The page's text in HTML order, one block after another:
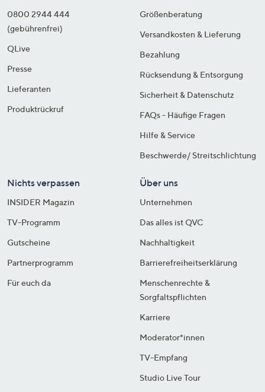
0800 2944 444
(gebührenfrei)
QLive
Presse
Lieferanten
Produktrückruf
Größenberatung
Versandkosten & Lieferung
Bezahlung
Rücksendung & Entsorgung
Sicherheit & Datenschutz
FAQs - Häufige Fragen
Hilfe & Service
Beschwerde/ Streitschlichtung
Nichts verpassen
INSIDER Magazin
TV-Programm
Gutscheine
Partnerprogramm
Für euch da
Über uns
Unternehmen
Das alles ist QVC
Nachhaltigkeit
Barrierefreiheitserklärung
Menschenrechte &
Sorgfaltspflichten
Karriere
Moderator*innen
TV-Empfang
Studio Live Tour